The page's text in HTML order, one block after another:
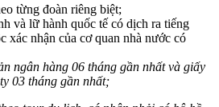
từng đoàn riêng biệt;
và lữ hành quốc tế có dịch ra tiếng
xác nhận của cơ quan nhà nước có
ngân hàng 06 tháng gần nhất và giấy
03 tháng gần nhất;